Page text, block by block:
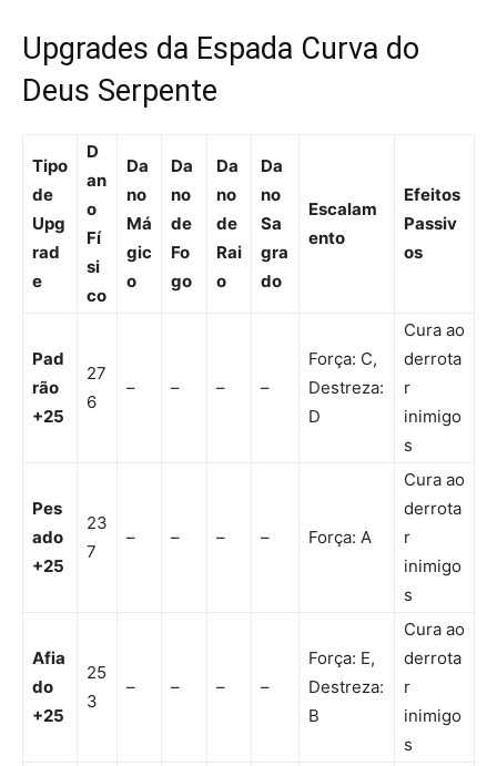
Upgrades da Espada Curva do
Deus Serpente
Tipo
de
Upg
rad
e
D
an
o
Fí
si
co
Da
no
Má
gic
o
Da
no
de
Fo
go
Da
no
de
Rai
o
Da
no
Sa
gra
do
Escalam
ento
Efeitos
Passiv
os
Pad
rão
+25
27
6
– – – –
Força: C,
Destreza:
D
Cura ao
derrota
r
inimigo
s
Pes
ado
+25
23
7
– – – – Força: A
Cura ao
derrota
r
inimigo
s
Afia
do
+25
25
3
– – – –
Força: E,
Destreza:
B
Cura ao
derrota
r
inimigo
s